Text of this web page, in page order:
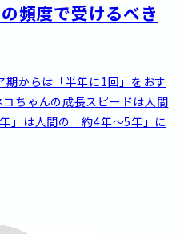
頻度で受けるべき
期からは「半年に1回」をおす
ちゃんの成長スピードは人間
」は人間の「約4年〜5年」に